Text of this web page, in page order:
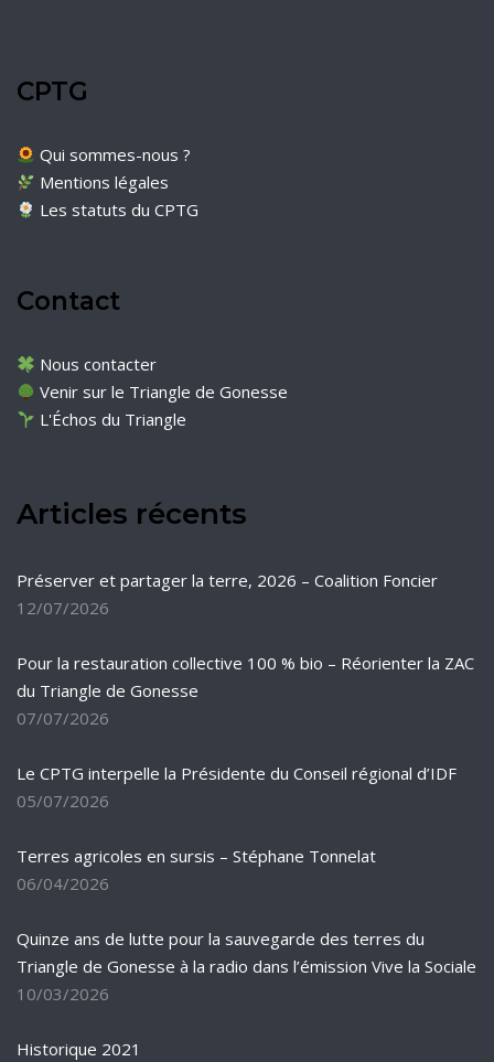
CPTG
Qui sommes-nous ?
Mentions légales
Les statuts du CPTG
Contact
Nous contacter
Venir sur le Triangle de Gonesse
L'Échos du Triangle
Articles récents
Préserver et partager la terre, 2026 – Coalition Foncier
12/07/2026
Pour la restauration collective 100 % bio – Réorienter la ZAC
du Triangle de Gonesse
07/07/2026
Le CPTG interpelle la Présidente du Conseil régional d’IDF
05/07/2026
Terres agricoles en sursis – Stéphane Tonnelat
06/04/2026
Quinze ans de lutte pour la sauvegarde des terres du
Triangle de Gonesse à la radio dans l’émission Vive la Sociale
10/03/2026
Historique 2021